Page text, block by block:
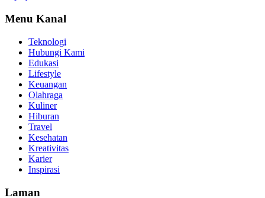
Menu Kanal
Teknologi
Hubungi Kami
Edukasi
Lifestyle
Keuangan
Olahraga
Kuliner
Hiburan
Travel
Kesehatan
Kreativitas
Karier
Inspirasi
Laman